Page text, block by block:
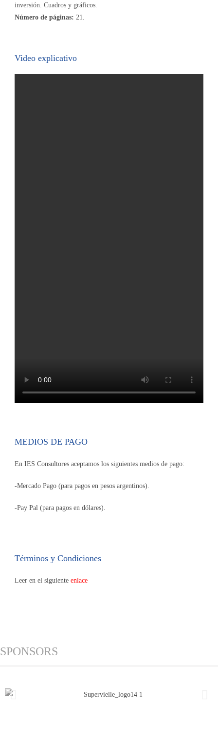
inversión. Cuadros y gráficos.
Número de páginas: 21.
Video explicativo
MEDIOS DE PAGO
En IES Consultores aceptamos los siguientes medios de pago:
-Mercado Pago (para pagos en pesos argentinos).
-Pay Pal (para pagos en dólares).
Términos y Condiciones
Leer en el siguiente enlace
SPONSORS